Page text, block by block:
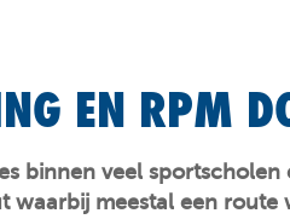
EN RPM
binnen veel sportscholen
waarbij meestal een